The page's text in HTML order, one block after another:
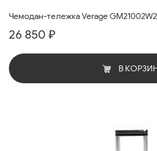
Чемодан-тележка Verage
26 850 ₽
В